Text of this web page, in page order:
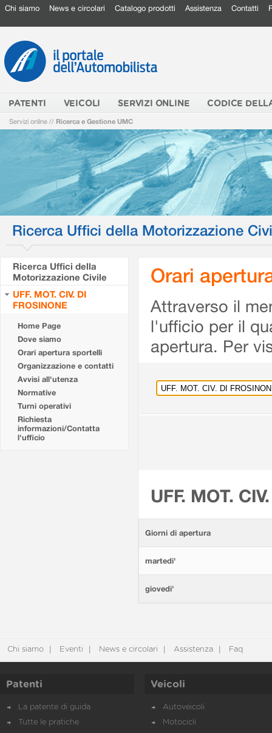
Chi siamo News e circolari Catalogo prodotti Assistenza Contatti
PATENTI VEICOLI SERVIZI ONLINE CODICE
Servizi online // Ricerca e Gestione UMC
Ricerca Uffici della Motorizzazione
Ricerca Uffici della
Motorizzazione Civile
UFF. MOT. CIV. DI
FROSINONE
Home Page
Dove siamo
Orari apertura sportelli
Organizzazione e contatti
Avvisi all'utenza
Normative
Turni operativi
Richiesta
informazioni/Contatta
l'ufficio
Orari
Attraverso il
l'ufficio per il
apertura. Per
UFF. MOT.
Giorni di apertura
martedi'
giovedi'
Chi siamo Eventi News e circolari Assistenza Faq
Patenti
La patente di guida
Tutte le pratiche
Veicoli
Autoveicoli
Motocicli